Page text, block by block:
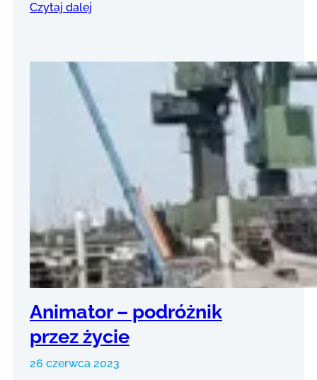
Czytaj dalej
Animator – podróżnik
przez życie
26 czerwca 2023